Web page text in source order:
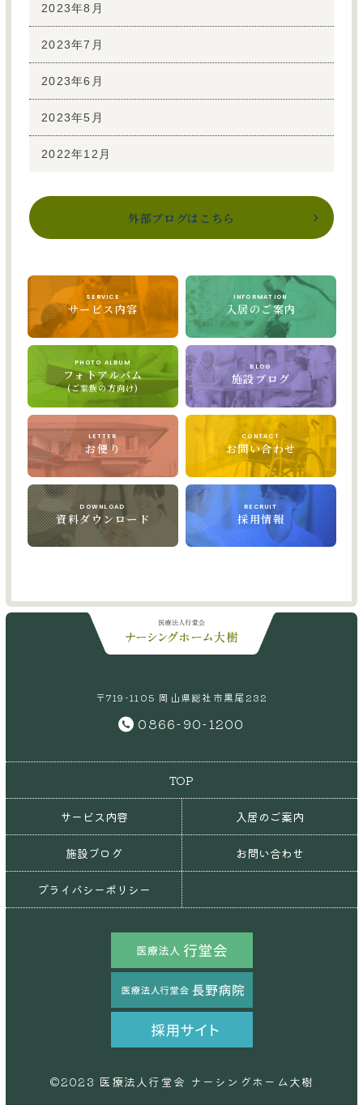
2023年8月
2023年7月
2023年6月
2023年5月
2022年12月
外部ブログはこちら
SERVICE
サービス内容
INFORMATION
入居のご案内
PHOTO ALBUM
フォトアルバム
(ご家族の方向け)
BLOG
施設ブログ
LETTER
お便り
CONTACT
お問い合わせ
DOWNLOAD
資料ダウンロード
RECRUIT
採用情報
〒719-1105 岡山県総社市黒尾232
0866-90-1200
TOP
サービス内容 入居のご案内
施設ブログ お問い合わせ
プライバシーポリシー
©2023 医療法人行堂会 ナーシングホーム大樹